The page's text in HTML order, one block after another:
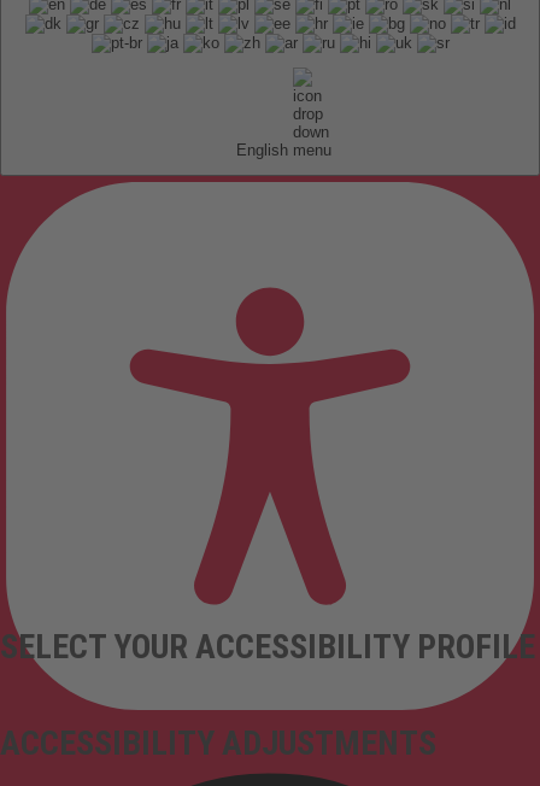
English
ACCESSIBILITY ADJUSTMENTS
SELECT YOUR ACCESSIBILITY PROFILE